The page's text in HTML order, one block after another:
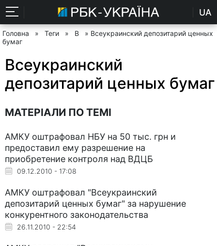
UA
Головна » Теги » В
» Всеукраинский депозитарий ценных
бумаг
Всеукраинский
депозитарий ценных бумаг
МАТЕРІАЛИ ПО ТЕМІ
АМКУ оштрафовал НБУ на 50 тыс. грн и
предоставил ему разрешение на
приобретение контроля над ВДЦБ
09.12.2010 - 17:08
АМКУ оштрафовал "Всеукраинский
депозитарий ценных бумаг" за нарушение
конкурентного законодательства
26.11.2010 - 22:54